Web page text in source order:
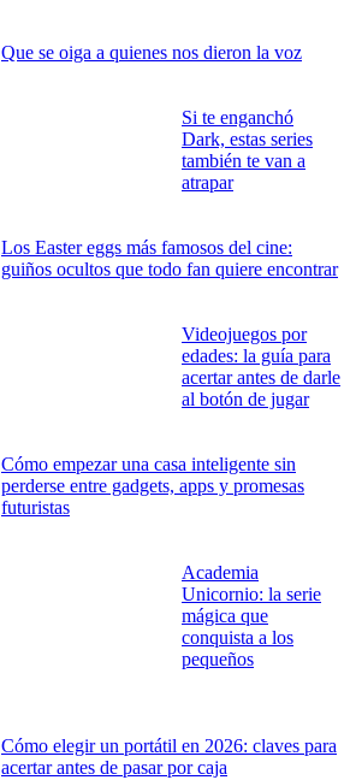
Que se oiga a quienes nos dieron la voz
Si te enganchó
Dark, estas series
también te van a
atrapar
Los Easter eggs más famosos del cine:
guiños ocultos que todo fan quiere encontrar
Videojuegos por
edades: la guía para
acertar antes de darle
al botón de jugar
Cómo empezar una casa inteligente sin
perderse entre gadgets, apps y promesas
futuristas
Academia
Unicornio: la serie
mágica que
conquista a los
pequeños
Cómo elegir un portátil en 2026: claves para
acertar antes de pasar por caja